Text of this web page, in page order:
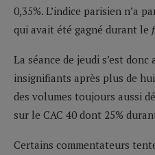
0,35%. L’indice parisien n’a
qui avait été gagné durant le
La séance de jeudi s’est donc
insignifiants après plus de
des volumes toujours aussi
sur le CAC 40 dont 25%
Certains commentateurs